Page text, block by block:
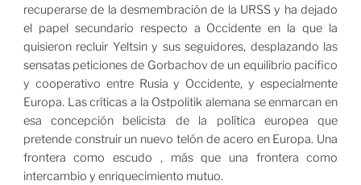
recuperarse de la desmembración de la URSS y ha dejado
el papel secundario respecto a Occidente en la que la
quisieron recluir Yeltsin y sus seguidores, desplazando las
sensatas peticiones de Gorbachov de un equilibrio pacifico
y cooperativo entre Rusia y Occidente, y especialmente
Europa. Las críticas a la Ostpolitik alemana se enmarcan en
esa concepción belicista de la política europea que
pretende construir un nuevo telón de acero en Europa. Una
frontera como escudo , más que una frontera como
intercambio y enriquecimiento mutuo.